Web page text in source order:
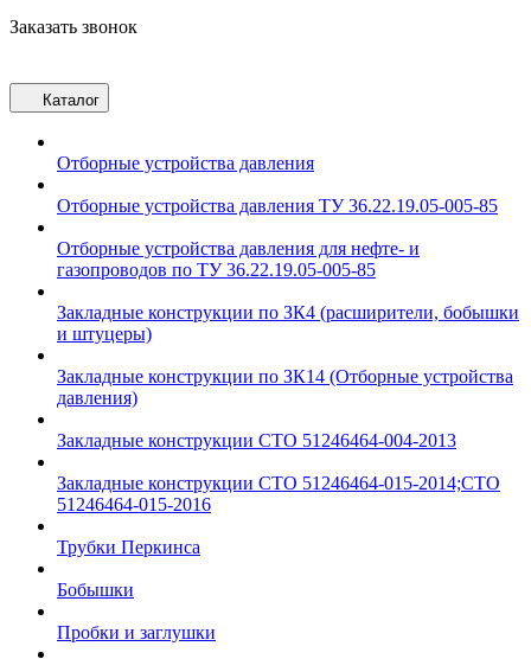
Заказать звонок
Каталог
Отборные устройства давления
Отборные устройства давления ТУ 36.22.19.05-005-85
Отборные устройства давления для нефте- и
газопроводов по ТУ 36.22.19.05-005-85
Закладные конструкции по ЗК4 (расширители, бобышки
и штуцеры)
Закладные конструкции по ЗК14 (Отборные устройства
давления)
Закладные конструкции СТО 51246464-004-2013
Закладные конструкции СТО 51246464-015-2014;СТО
51246464-015-2016
Трубки Перкинса
Бобышки
Пробки и заглушки